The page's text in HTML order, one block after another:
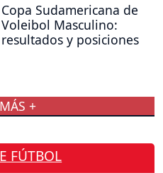
Copa Sudamericana de
Voleibol Masculino:
resultados y posiciones
+
FÚTBOL